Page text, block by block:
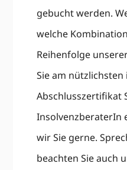
gebucht werden.
welche
Reihenfolge
Sie am nützlichsten
Abschlusszertifikat
InsolvenzberaterIn
wir Sie gerne.
beachten Sie auch